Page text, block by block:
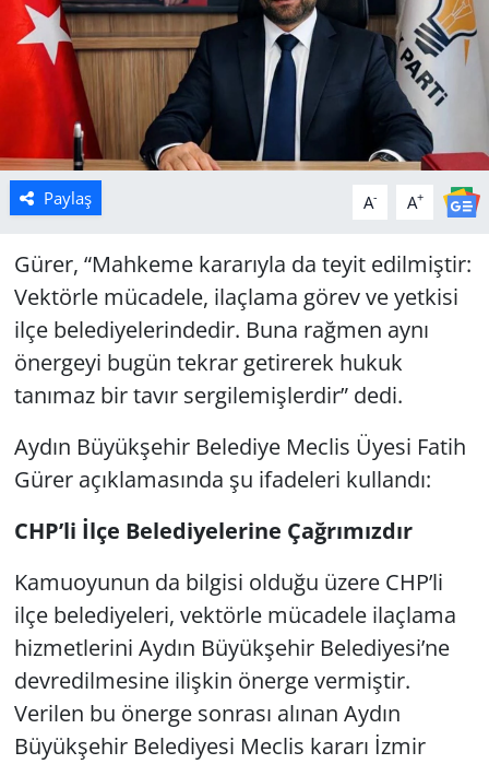
Paylaş A- A+
Gürer, “Mahkeme kararıyla da teyit edilmiştir:
Vektörle mücadele, ilaçlama görev ve yetkisi
ilçe belediyelerindedir. Buna rağmen aynı
önergeyi bugün tekrar getirerek hukuk
tanımaz bir tavır sergilemişlerdir” dedi.
Aydın Büyükşehir Belediye Meclis Üyesi Fatih
Gürer açıklamasında şu ifadeleri kullandı:
CHP’li İlçe Belediyelerine Çağrımızdır
Kamuoyunun da bilgisi olduğu üzere CHP’li
ilçe belediyeleri, vektörle mücadele ilaçlama
hizmetlerini Aydın Büyükşehir Belediyesi’ne
devredilmesine ilişkin önerge vermiştir.
Verilen bu önerge sonrası alınan Aydın
Büyükşehir Belediyesi Meclis kararı İzmir